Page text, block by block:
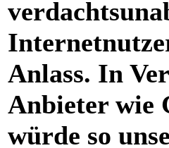
Anlass. In
Anbieter wie
würde so